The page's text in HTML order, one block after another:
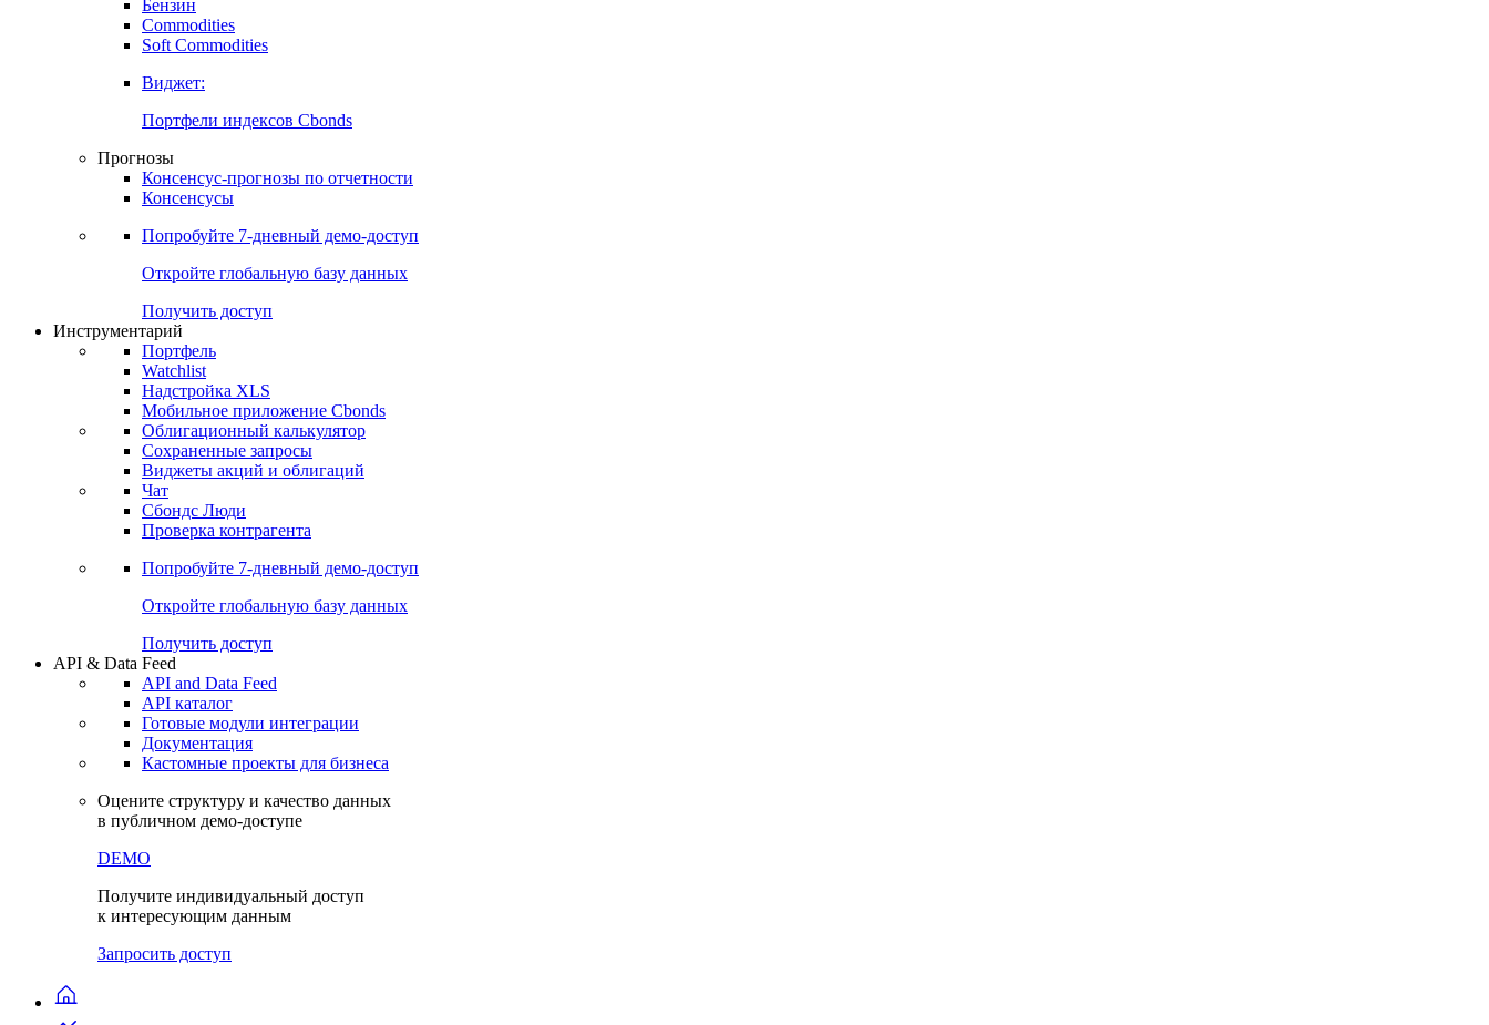
Commodities
Золото
Нефть
Бензин
Commodities
Soft Commodities
Виджет:
Портфели индексов Cbonds
Прогнозы
Консенсус-прогнозы по отчетности
Консенсусы
Попробуйте7-дневный
Откройте глобальную базу данных
Получить доступ
Инструментарий
Портфель
Watchlist
Надстройка XLS
Мобильное приложение Cbonds
Облигационный калькулятор
Сохраненные запросы
Виджеты акций и облигаций
Чат
Сбондс Люди
Проверка контрагента
Попробуйте7-дневный
Откройте глобальную базу данных
Получить доступ
API & Data Feed
API and Data Feed
API каталог
Документация
Кастомные проекты для бизнеса
Оцените структуру и качество данных
в публичном демо-доступе
DEMO
Получите индивидуальный доступ